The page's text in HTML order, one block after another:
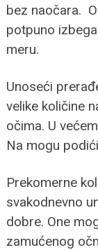
bez naočara.
potpuno
meru.
Unoseći
velike količine
očima. U
Na mogu
Prekomerne
svakodnevno
dobre. One
zamućenog